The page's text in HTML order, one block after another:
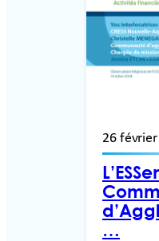
26
…